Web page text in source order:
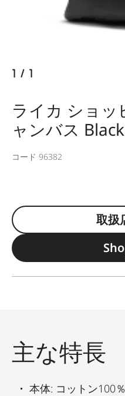
1 / 1
ライカ ショッ
ャンバス Black
コード 96382
取扱
主な特長
本体: コットン100